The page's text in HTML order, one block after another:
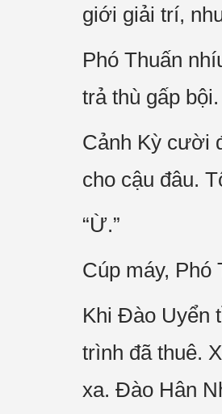
giới giải trí,
Phó Thuấn
trả thù gấp
Cảnh Kỳ cười
cho cậu đâu.
“Ừ.”
Cúp máy, Phó
Khi Đào Uyển
trình đã thuê.
xa. Đào Hân